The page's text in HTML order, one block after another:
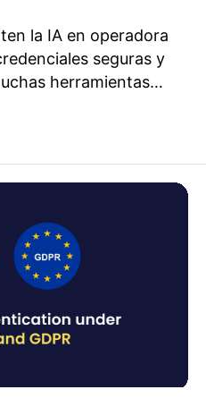
la IA en operadora
seguras y
herramientas
análisis de la
bajo SOC 2 y GDPR